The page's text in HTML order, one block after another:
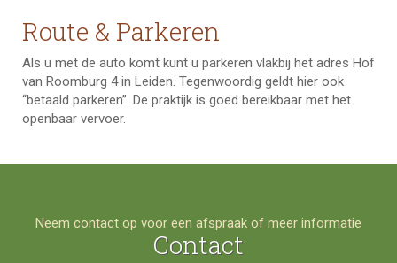
Route & Parkeren
Als u met de auto komt kunt u parkeren vlakbij het adres Hof
van Roomburg 4 in Leiden. Tegenwoordig geldt hier ook
“betaald parkeren”. De praktijk is goed bereikbaar met het
openbaar vervoer.
Neem contact op voor een afspraak of meer informatie
Contact